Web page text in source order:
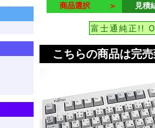
商品選択 ＞ 見積
富士通純正!!
こちらの商品は完